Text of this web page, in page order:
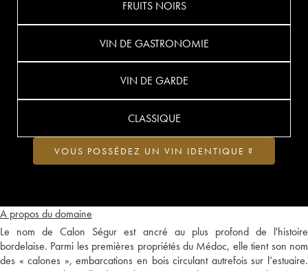
A propos du domaine
Le nom de Calon Ségur est ancré au plus profond de l'histoire
bordelaise. Parmi les premières propriétés du Médoc, elle tient son nom
des « calones », embarcations en bois circulant autrefois sur l’estuaire.
FRUITS NOIRS
VIN DE GASTRONOMIE
VIN DE GARDE
CLASSIQUE
VOUS POSSÉDEZ UN VIN IDENTIQUE ?